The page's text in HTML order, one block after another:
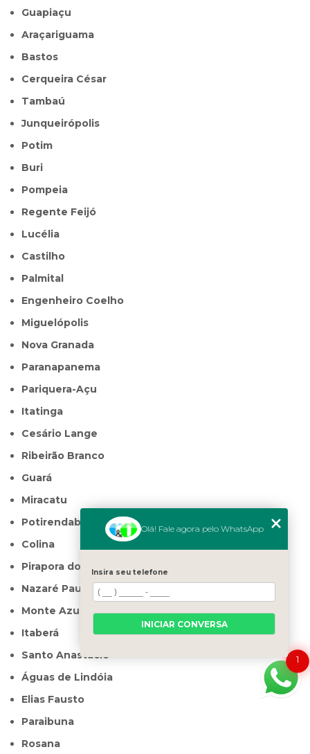
Guapiaçu
Araçariguama
Bastos
Cerqueira César
Tambaú
Junqueirópolis
Potim
Buri
Pompeia
Regente Feijó
Lucélia
Castilho
Palmital
Engenheiro Coelho
Miguelópolis
Nova Granada
Paranapanema
Pariquera-Açu
Itatinga
Cesário Lange
Ribeirão Branco
Guará
Miracatu
Potirendaba
Colina
Pirapora do Bom Jesus
Nazaré Paulista
Monte Azul Paulista
Itaberá
Santo Anastácio
Águas de Lindóia
Elias Fausto
Paraibuna
Rosana
1
Olá! Fale agora pelo WhatsApp
Insira seu telefone
INICIAR CONVERSA